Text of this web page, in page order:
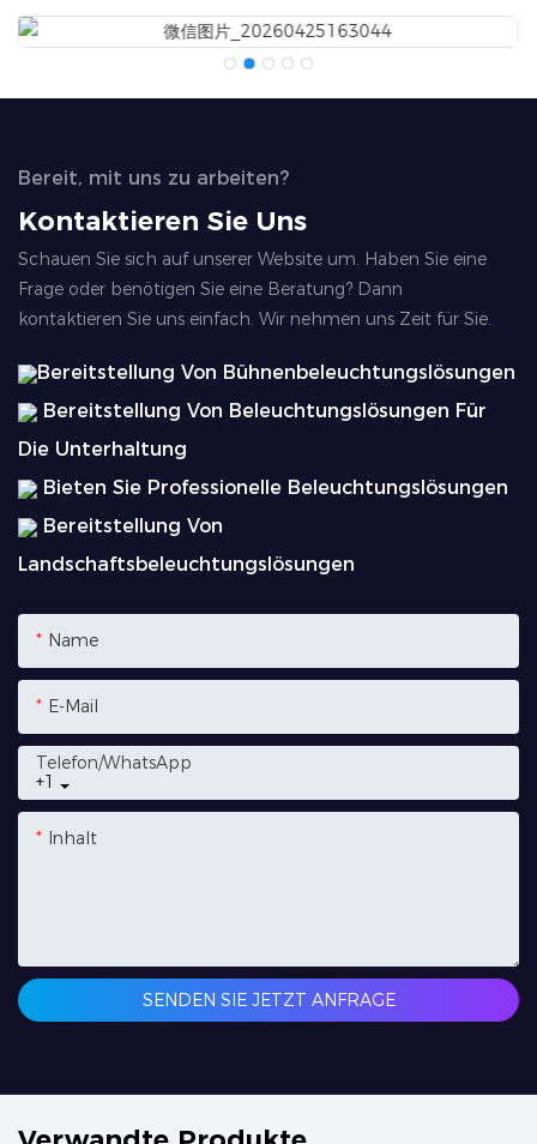
Bereit, mit uns zu arbeiten?
Kontaktieren Sie Uns
Schauen Sie sich auf unserer Website um. Haben Sie eine
Frage oder benötigen Sie eine Beratung? Dann
kontaktieren Sie uns einfach. Wir nehmen uns Zeit für Sie.
Bereitstellung Von Bühnenbeleuchtungslösungen
Bereitstellung Von Beleuchtungslösungen Für
Die Unterhaltung
Bieten Sie Professionelle Beleuchtungslösungen
Bereitstellung Von
Landschaftsbeleuchtungslösungen
Name
E-Mail
+1
Telefon/WhatsApp
Inhalt
SENDEN SIE JETZT ANFRAGE